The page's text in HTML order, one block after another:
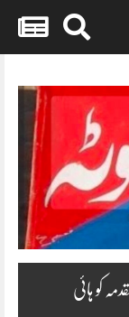
کو ہائی